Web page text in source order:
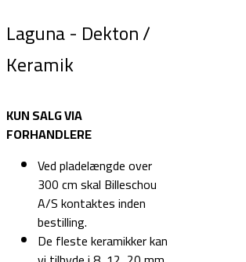
Laguna - Dekton /
Keramik
KUN SALG VIA
FORHANDLERE
Ved pladelængde over
300 cm skal Billeschou
A/S kontaktes inden
bestilling.
De fleste keramikker kan